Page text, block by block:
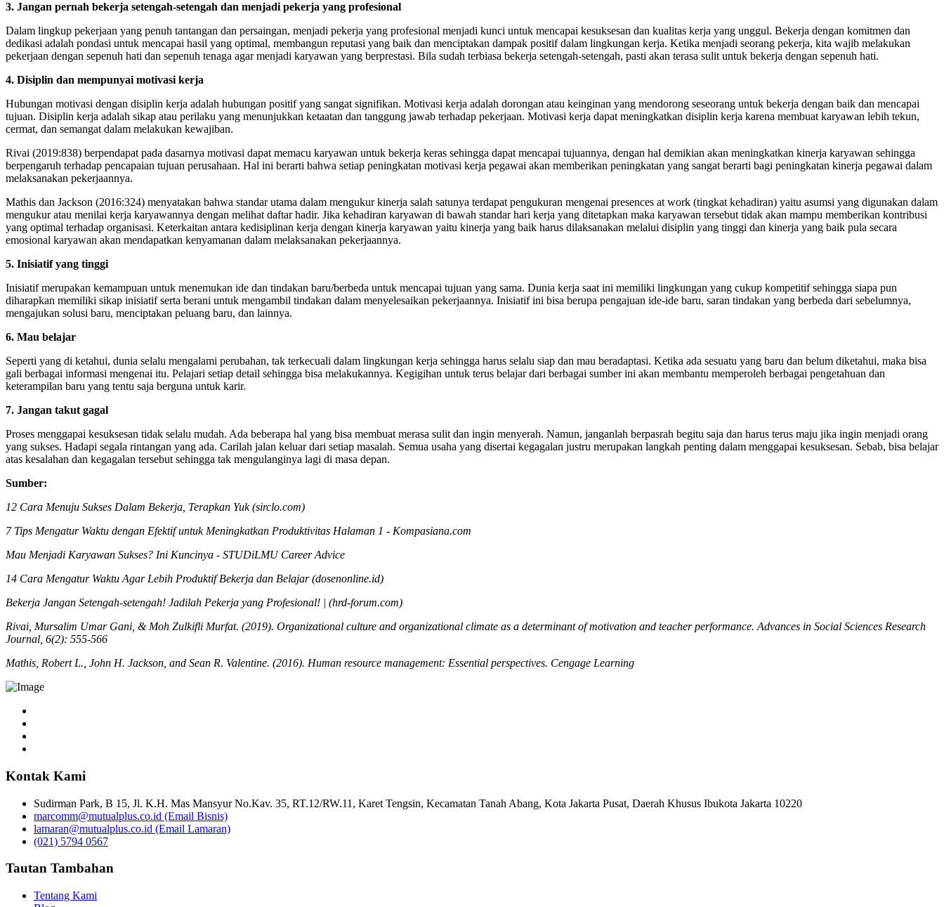
3. Jangan pernah bekerja setengah-setengah dan menjadi pekerja yang profesional
Dalam lingkup pekerjaan yang penuh tantangan dan persaingan, menjadi pekerja yang profesional menjadi kunci untuk mencapai kesuksesan dan kualitas kerja yang unggul. Bekerja dengan komitmen dan
dedikasi adalah pondasi untuk mencapai hasil yang optimal, membangun reputasi yang baik dan menciptakan dampak positif dalam lingkungan kerja. Ketika menjadi seorang pekerja, kita wajib melakukan
pekerjaan dengan sepenuh hati dan sepenuh tenaga agar menjadi karyawan yang berprestasi. Bila sudah terbiasa bekerja setengah-setengah, pasti akan terasa sulit untuk bekerja dengan sepenuh hati.
4. Disiplin dan mempunyai motivasi kerja
Hubungan motivasi dengan disiplin kerja adalah hubungan positif yang sangat signifikan. Motivasi kerja adalah dorongan atau keinginan yang mendorong seseorang untuk bekerja dengan baik dan mencapai
tujuan. Disiplin kerja adalah sikap atau perilaku yang menunjukkan ketaatan dan tanggung jawab terhadap pekerjaan. Motivasi kerja dapat meningkatkan disiplin kerja karena membuat karyawan lebih tekun,
cermat, dan semangat dalam melakukan kewajiban.
Rivai (2019:838) berpendapat pada dasarnya motivasi dapat memacu karyawan untuk bekerja keras sehingga dapat mencapai tujuannya, dengan hal demikian akan meningkatkan kinerja karyawan sehingga
berpengaruh terhadap pencapaian tujuan perusahaan. Hal ini berarti bahwa setiap peningkatan motivasi kerja pegawai akan memberikan peningkatan yang sangat berarti bagi peningkatan kinerja pegawai dalam
melaksanakan pekerjaannya.
Mathis dan Jackson (2016:324) menyatakan bahwa standar utama dalam mengukur kinerja salah satunya terdapat pengukuran mengenai presences at work (tingkat kehadiran) yaitu asumsi yang digunakan dalam
mengukur atau menilai kerja karyawannya dengan melihat daftar hadir. Jika kehadiran karyawan di bawah standar hari kerja yang ditetapkan maka karyawan tersebut tidak akan mampu memberikan kontribusi
yang optimal terhadap organisasi. Keterkaitan antara kedisiplinan kerja dengan kinerja karyawan yaitu kinerja yang baik harus dilaksanakan melalui disiplin yang tinggi dan kinerja yang baik pula secara
emosional karyawan akan mendapatkan kenyamanan dalam melaksanakan pekerjaannya.
5. Inisiatif yang tinggi
Inisiatif merupakan kemampuan untuk menemukan ide dan tindakan baru/berbeda untuk mencapai tujuan yang sama. Dunia kerja saat ini memiliki lingkungan yang cukup kompetitif sehingga siapa pun
diharapkan memiliki sikap inisiatif serta berani untuk mengambil tindakan dalam menyelesaikan pekerjaannya. Inisiatif ini bisa berupa pengajuan ide-ide baru, saran tindakan yang berbeda dari sebelumnya,
mengajukan solusi baru, menciptakan peluang baru, dan lainnya.
6. Mau belajar
Seperti yang di ketahui, dunia selalu mengalami perubahan, tak terkecuali dalam lingkungan kerja sehingga harus selalu siap dan mau beradaptasi. Ketika ada sesuatu yang baru dan belum diketahui, maka bisa
gali berbagai informasi mengenai itu. Pelajari setiap detail sehingga bisa melakukannya. Kegigihan untuk terus belajar dari berbagai sumber ini akan membantu memperoleh berbagai pengetahuan dan
keterampilan baru yang tentu saja berguna untuk karir.
7. Jangan takut gagal
Proses menggapai kesuksesan tidak selalu mudah. Ada beberapa hal yang bisa membuat merasa sulit dan ingin menyerah. Namun, janganlah berpasrah begitu saja dan harus terus maju jika ingin menjadi orang
yang sukses. Hadapi segala rintangan yang ada. Carilah jalan keluar dari setiap masalah. Semua usaha yang disertai kegagalan justru merupakan langkah penting dalam menggapai kesuksesan. Sebab, bisa belajar
atas kesalahan dan kegagalan tersebut sehingga tak mengulanginya lagi di masa depan.
Sumber:
12 Cara Menuju Sukses Dalam Bekerja, Terapkan Yuk (sirclo.com)
7 Tips Mengatur Waktu dengan Efektif untuk Meningkatkan Produktivitas Halaman 1 - Kompasiana.com
Mau Menjadi Karyawan Sukses? Ini Kuncinya - STUDiLMU Career Advice
14 Cara Mengatur Waktu Agar Lebih Produktif Bekerja dan Belajar (dosenonline.id)
Bekerja Jangan Setengah-setengah! Jadilah Pekerja yang Profesional! | (hrd-forum.com)
Rivai, Mursalim Umar Gani, & Moh Zulkifli Murfat. (2019). Organizational culture and organizational climate as a determinant of motivation and teacher performance. Advances in Social Sciences Research
Journal, 6(2): 555-566
Mathis, Robert L., John H. Jackson, and Sean R. Valentine. (2016). Human resource management: Essential perspectives. Cengage Learning
Kontak Kami
Sudirman Park, B 15, Jl. K.H. Mas Mansyur No.Kav. 35, RT.12/RW.11, Karet Tengsin, Kecamatan Tanah Abang, Kota Jakarta Pusat, Daerah Khusus Ibukota Jakarta 10220
marcomm@mutualplus.co.id (Email Bisnis)
lamaran@mutualplus.co.id (Email Lamaran)
(021) 5794 0567
Tautan Tambahan
Tentang Kami